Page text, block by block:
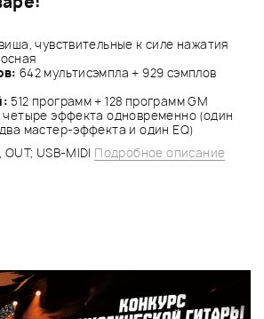
чувствительные к силе нажатия
642 мультисэмпла + 929 сэмплов
512 программ + 128 программ GM
четыре эффекта одновременно (один
мастер-эффекта и один EQ)
OUT; USB-MIDI Подробное описание